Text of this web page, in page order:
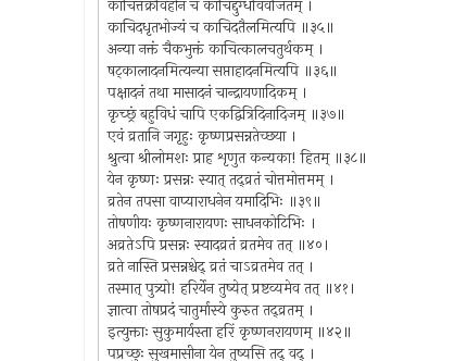
काचित्तक्रविहीनं च काचिद्दुग्धविवर्जितम् ।
काचिदधृतभोज्यं च काचिदतैलमित्यपि ॥३५॥
अन्या नक्तं चैकभुक्तं काचित्कालचतुर्थकम् ।
षट्कालादनमित्यन्या सप्ताहादनमित्यपि ॥३६॥
पक्षादनं तथा मासादनं चान्द्रायणादिकम् ।
कृच्छ्रं बहुविधं चापि एकद्वित्रिदिनादिजम् ॥३७॥
एवं व्रतानि जगृहुः कृष्णप्रसन्नतेच्छया ।
श्रुत्वा श्रीलोमशः प्राह शृणुत कन्यका! हितम् ॥३८॥
येन कृष्णः प्रसन्नः स्यात् तद्व्रतं चोत्तमोत्तमम् ।
व्रतेन तपसा वाप्याराधनेन यमादिभिः ॥३९॥
तोषणीयः कृष्णनारायणः साधनकोटिभिः ।
अव्रतेऽपि प्रसन्नः स्यादव्रतं व्रतमेव तत् ॥४०।
व्रते नास्ति प्रसन्नश्चेद् व्रतं चाऽव्रतमेव तत् ।
तस्मात् पुत्र्यो! हरिर्येन तुष्येत् प्रष्टव्यमेव तत् ॥४१।
ज्ञात्वा तोषप्रदं चातुर्मास्ये कुरुत तद्व्रतम् ।
इत्युक्ताः सुकुमार्यस्ता हरिं कृष्णनरायणम् ॥४२॥
पप्रच्छुः सुखमासीना येन तुष्यसि तद् वद् ।